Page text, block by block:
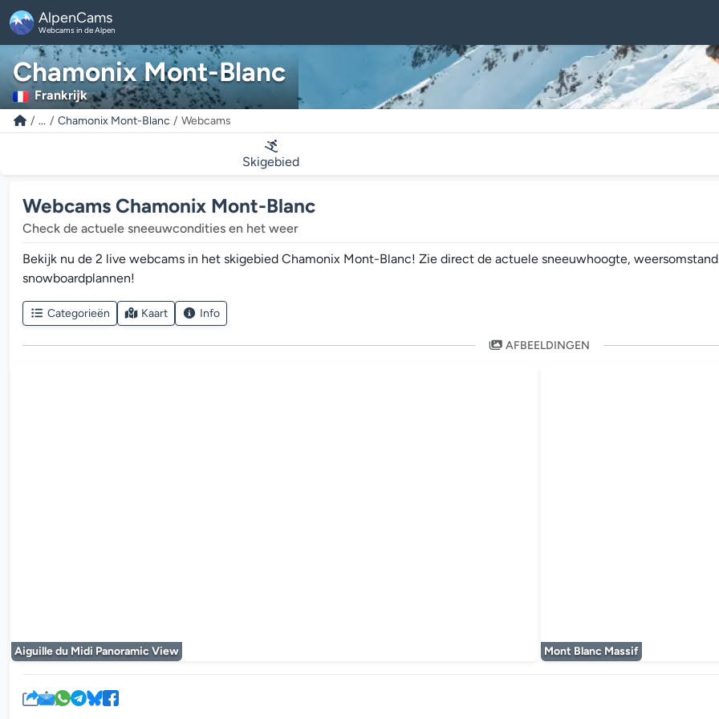
AlpenCams
Webcams in de Alpen
Chamonix Mont-Blanc
Frankrijk
... Chamonix Mont-Blanc Webcams
Skigebied
Webcams Chamonix Mont-Blanc
Check de actuele sneeuwcondities en het weer
Bekijk nu de 2 live webcams in het skigebied Chamonix Mont-Blanc! Zie direct de actuele sneeuwhoogte,
snowboardplannen!
Categorieën Kaart Info
AFBEELDINGEN
Aiguille du Midi Panoramic View Mont Blanc Massif